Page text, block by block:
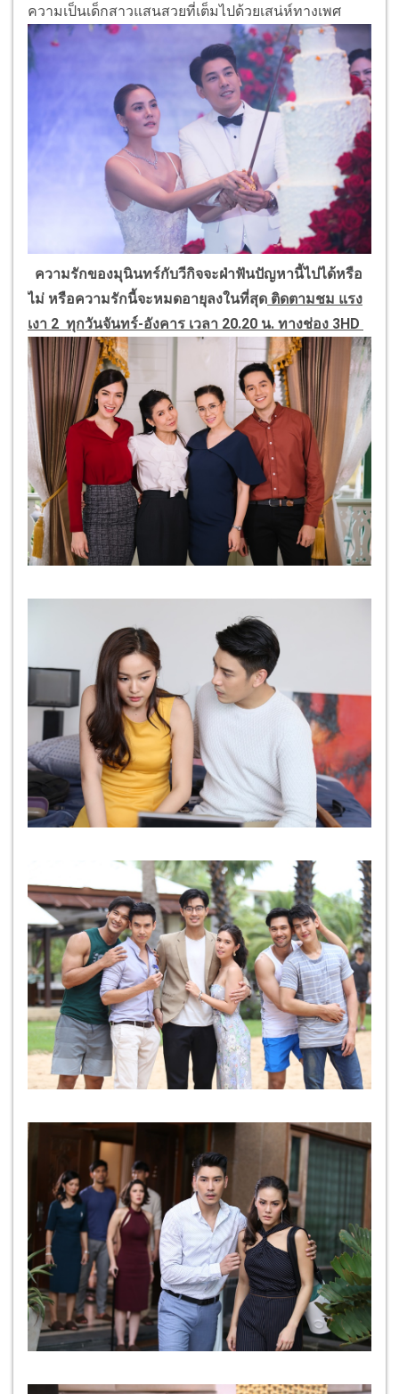
ความเป็นเด็กสาวแสนสวยที่เต็มไปด้วยเสน่ห์ทางเพศ
ความรักของมุนินทร์กับวีกิจจะฝ่าฟันปัญหานี้ไปได้หรือ
ไม่ หรือความรักนี้จะหมดอายุลงในที่สุด ติดตามชม แรง
เงา 2 ทุกวันจันทร์-อังคาร เวลา 20.20 น. ทางช่อง 3HD